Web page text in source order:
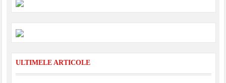
ULTIMELE ARTICOLE